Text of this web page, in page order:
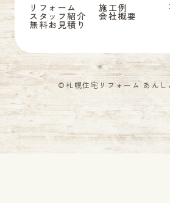
リフォーム 施工例
スタッフ紹介 会社概要
無料お見積り
©札幌住宅リフォーム あんし